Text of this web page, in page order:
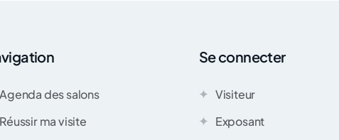
Agenda des salons
Réussir ma visite
Se connecter
Visiteur
Exposant